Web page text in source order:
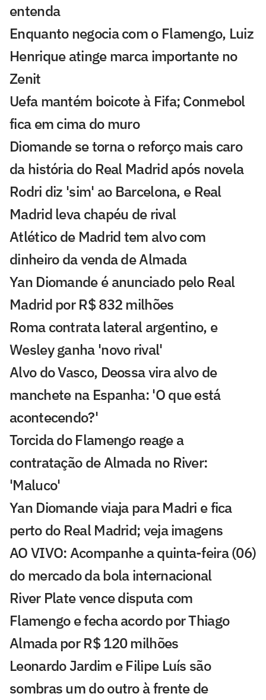
entenda
Enquanto negocia com o Flamengo, Luiz
Henrique atinge marca importante no
Zenit
Uefa mantém boicote à Fifa; Conmebol
fica em cima do muro
Diomande se torna o reforço mais caro
da história do Real Madrid após novela
Rodri diz 'sim' ao Barcelona, e Real
Madrid leva chapéu de rival
Atlético de Madrid tem alvo com
dinheiro da venda de Almada
Yan Diomande é anunciado pelo Real
Madrid por R$ 832 milhões
Roma contrata lateral argentino, e
Wesley ganha 'novo rival'
Alvo do Vasco, Deossa vira alvo de
manchete na Espanha: 'O que está
acontecendo?'
Torcida do Flamengo reage a
contratação de Almada no River:
'Maluco'
Yan Diomande viaja para Madri e fica
perto do Real Madrid; veja imagens
AO VIVO: Acompanhe a quinta-feira (06)
do mercado da bola internacional
River Plate vence disputa com
Flamengo e fecha acordo por Thiago
Almada por R$ 120 milhões
Leonardo Jardim e Filipe Luís são
sombras um do outro à frente de